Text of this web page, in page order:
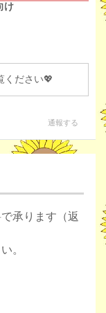
け
ください💖
通報する
承ります（返
。